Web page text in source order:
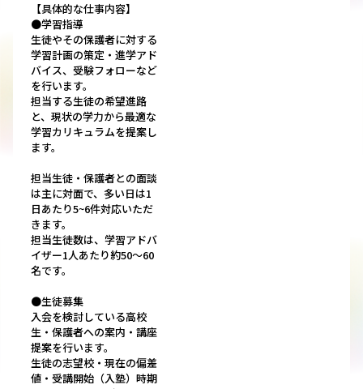
【具体的な仕事内容】
●学習指導
生徒やその保護者に対する
学習計画の策定・進学アド
バイス、受験フォローなど
を行います。
担当する生徒の希望進路
と、現状の学力から最適な
学習カリキュラムを提案し
ます。
担当生徒・保護者との面談
は主に対面で、多い日は1
日あたり5~6件対応いただ
きます。
担当生徒数は、学習アドバ
イザー1人あたり約50～60
名です。
●生徒募集
入会を検討している高校
生・保護者への案内・講座
提案を行います。
生徒の志望校・現在の偏差
値・受講開始（入塾）時期